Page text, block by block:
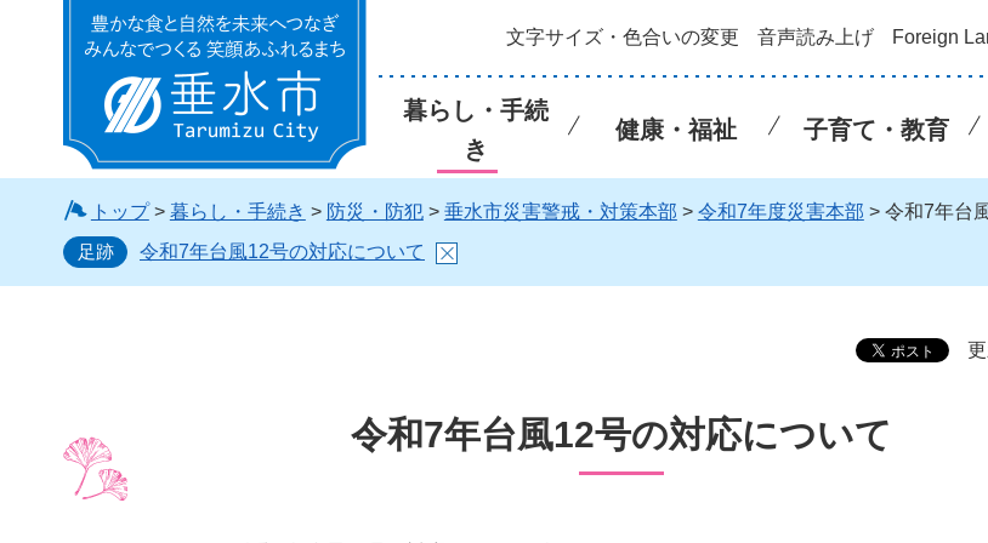
垂水市 文字サイズ・色合いの変更 音声読み上げ Foreign
暮らし・手続
き
健康・福祉 子育て・教育
トップ> 暮らし・手続き > 防災・防犯> 垂水市災害警戒・対策本部 > 令和7年度災害本部 > 令和7年台
足跡
令和7年台風12号の対応について
令和7年台風12号の対応について